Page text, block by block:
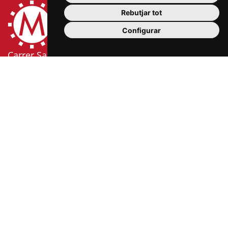
Rebutjar tot
Configurar
Carrer Sardà i Cailà, s/n (edifici Mercat Central, 2a